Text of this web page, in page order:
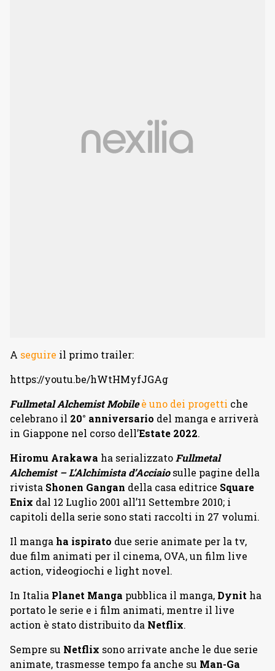
A seguire il primo trailer:
https://youtu.be/hWtHMyfJGAg
Fullmetal Alchemist Mobile è uno dei progetti che
celebrano il 20° anniversario del manga e arriverà
in Giappone nel corso dell’Estate 2022.
Hiromu Arakawa ha serializzatoFullmetal
Alchemist – L’Alchimista d’Acciaiosulle pagine della
rivista Shonen Gangan della casa editrice Square
Enix dal 12 Luglio 2001 all’11 Settembre 2010; i
capitoli della serie sono stati raccolti in 27 volumi.
Il manga ha ispirato due serie animate per la tv,
due film animati per il cinema, OVA, un film live
action, videogiochi e light novel.
In Italia Planet Manga pubblica il manga, Dynit ha
portato le serie e i film animati, mentre il live
action è stato distribuito da Netflix.
Sempre su Netflix sono arrivate anche le due serie
animate, trasmesse tempo fa anche su Man-Ga